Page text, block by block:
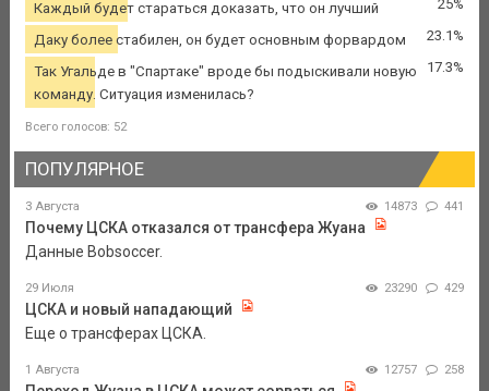
Каждый будет стараться доказать, что он лучший 25%
Даку более стабилен, он будет основным форвардом 23.1%
Так Угальде в "Спартаке" вроде бы подыскивали новую
команду. Ситуация изменилась?
17.3%
Всего голосов: 52
ПОПУЛЯРНОЕ
3 Августа 14873 441
Почему ЦСКА отказался от трансфера Жуана
Данные Bobsoccer.
29 Июля 23290 429
ЦСКА и новый нападающий
Еще о трансферах ЦСКА.
1 Августа 12757 258